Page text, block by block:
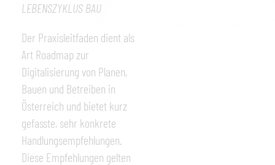
LEBENSZYKLUS BAU
Der Praxisleitfaden dient als
Art Roadmap zur
Digitalisierung von Planen,
Bauen und Betreiben in
Österreich und bietet kurz
gefasste, sehr konkrete
Handlungsempfehlungen.
Diese Empfehlungen gelten